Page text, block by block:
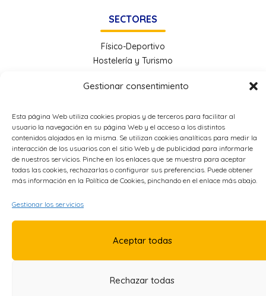
Gestionar consentimiento
Esta página Web utiliza cookies propias y de terceros para facilitar al
usuario la navegación en su página Web y el acceso a los distintos
contenidos alojados en la misma. Se utilizan cookies analíticas para medir la
interacción de los usuarios con el sitio Web y de publicidad para informarle
de nuestros servicios. Pinche en los enlaces que se muestra para aceptar
todas las cookies, rechazarlas o configurar sus preferencias. Puede obtener
más información en la Política de Cookies, pinchando en el enlace más abajo.
Gestionar los servicios
Aceptar todas
Rechazar todas
SECTORES
Físico-Deportivo
Hostelería y Turismo
Economía e Industria Digital
Energía
Metal
OTROS ENLACES
Aviso Legal